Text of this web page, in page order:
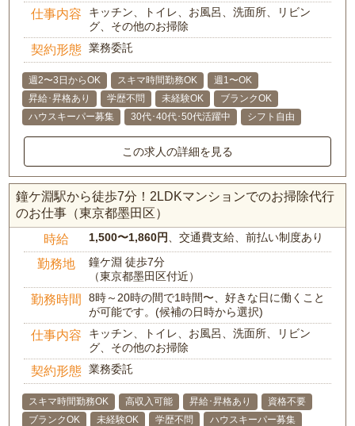
仕事内容
キッチン、トイレ、お風呂、洗面所、リビン
グ、その他のお掃除
契約形態 業務委託
週2〜3日からOK スキマ時間勤務OK
週1〜OK
昇給･昇格あり
学歴不問 未経験OK
ブランクOK
ハウスキーパー募集
30代･40代･50代活躍中 シフト自由
この求人の詳細を見る
鐘ケ淵駅から徒歩7分！2LDKマンションでのお掃除代行
のお仕事（東京都墨田区）
時給 1,500〜1,860円 、交通費支給、前払い制度あり
勤務地
鐘ケ淵 徒歩7分
（東京都墨田区付近）
勤務時間
8時～20時の間で1時間〜、好きな日に働くこと
が可能です。(候補の日時から選択)
仕事内容
キッチン、トイレ、お風呂、洗面所、リビン
グ、その他のお掃除
契約形態 業務委託
スキマ時間勤務OK 高収入可能 昇給･昇格あり
資格不要
ブランクOK
未経験OK 学歴不問 ハウスキーパー募集